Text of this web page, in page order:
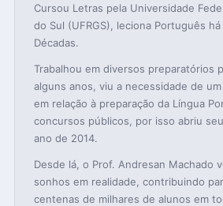
Cursou Letras pela Universidade
do Sul (UFRGS), leciona Português há
Décadas.
Trabalhou em diversos preparatórios
alguns anos, viu a necessidade de
em relação à preparação da Língua
concursos públicos, por isso abriu
ano de 2014.
Desde lá, o Prof. Andresan Machado
sonhos em realidade, contribuindo
centenas de milhares de alunos em